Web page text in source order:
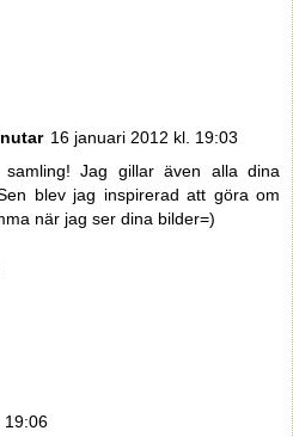
16 januari 2012 kl. 19:03
samling! Jag gillar även alla dina
blev jag inspirerad att göra om
när jag ser dina bilder=)
19:06